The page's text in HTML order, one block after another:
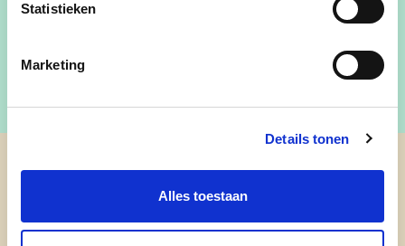
Statistieken
Marketing
Details tonen
Alles toestaan
Lid afdelingsbestuur